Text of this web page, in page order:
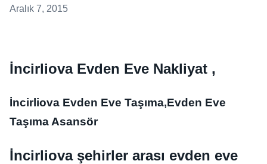
Aralık 7, 2015
İncirliova Evden Eve Nakliyat ,
İncirliova Evden Eve Taşıma,Evden Eve
Taşıma Asansör
İncirliova şehirler arası evden eve